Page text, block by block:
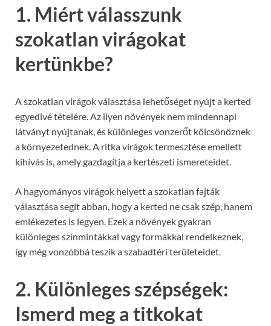
1. Miért válasszunk
szokatlan virágokat
kertünkbe?
A szokatlan virágok választása lehetőséget nyújt a kerted
egyedivé tételére. Az ilyen növények nem mindennapi
látványt nyújtanak, és különleges vonzerőt kölcsönöznek
a környezetednek. A ritka virágok termesztése emellett
kihívás is, amely gazdagítja a kertészeti ismereteidet.
A hagyományos virágok helyett a szokatlan fajták
választása segít abban, hogy a kerted ne csak szép, hanem
emlékezetes is legyen. Ezek a növények gyakran
különleges színmintákkal vagy formákkal rendelkeznek,
így még vonzóbbá teszik a szabadtéri területeidet.
2. Különleges szépségek:
Ismerd meg a titkokat